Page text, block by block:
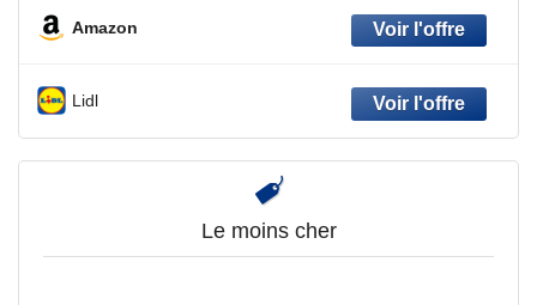
Amazon
Lidl
Le moins cher